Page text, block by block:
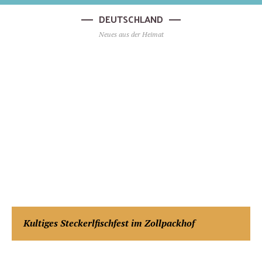
DEUTSCHLAND
Neues aus der Heimat
Kultiges Steckerlfischfest im Zollpackhof